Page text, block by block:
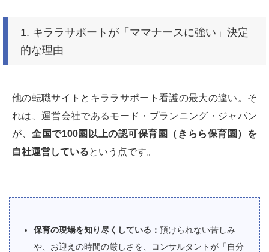
1. キララサポートが「ママナースに強い」決定
的な理由
他の転職サイトとキララサポート看護の最大の違い。そ
れは、運営会社であるモード・プランニング・ジャパン
が、全国で100園以上の認可保育園（きらら保育園）を
自社運営しているという点です。
保育の現場を知り尽くしている： 預けられない苦しみ
や、お迎えの時間の厳しさを、コンサルタントが「自分